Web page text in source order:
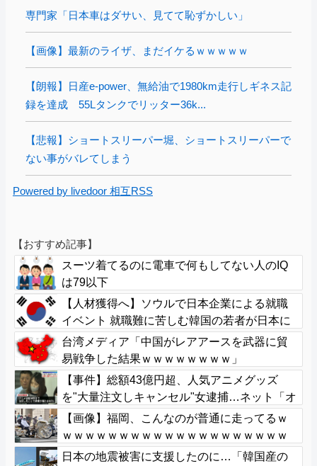
専門家「日本車はダサい、見てて恥ずかしい」
【画像】最新のライザ、まだイケるｗｗｗｗｗ
【朗報】日産e-power、無給油で1980km走行しギネス記
録を達成 55Lタンクでリッター36k...
【悲報】ショートスリーパー堀、ショートスリーパーで
ない事がバレてしまう
Powered by livedoor 相互RSS
【おすすめ記事】
スーツ着てるのに電車で何もしてない人のIQ
は79以下
【人材獲得へ】ソウルで日本企業による就職
イベント 就職難に苦しむ韓国の若者が日本に
注目
台湾メディア「中国がレアアースを武器に貿
易戦争した結果ｗｗｗｗｗｗｗｗ」
【事件】総額43億円超、人気アニメグッズ
を"大量注文しキャンセル"女逮捕…ネット「オ
ンラインショップを売り切れ状態にして商品
相場を操作してたのでは」
【画像】福岡、こんなのが普通に走ってるｗ
ｗｗｗｗｗｗｗｗｗｗｗｗｗｗｗｗｗｗｗｗ
ｗｗｗｗｗｗｗｗｗｗｗｗｗｗｗｗｗｗｗ
日本の地震被害に支援したのに…「韓国産の